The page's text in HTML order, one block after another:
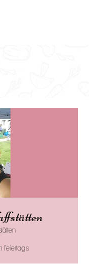
feiertags